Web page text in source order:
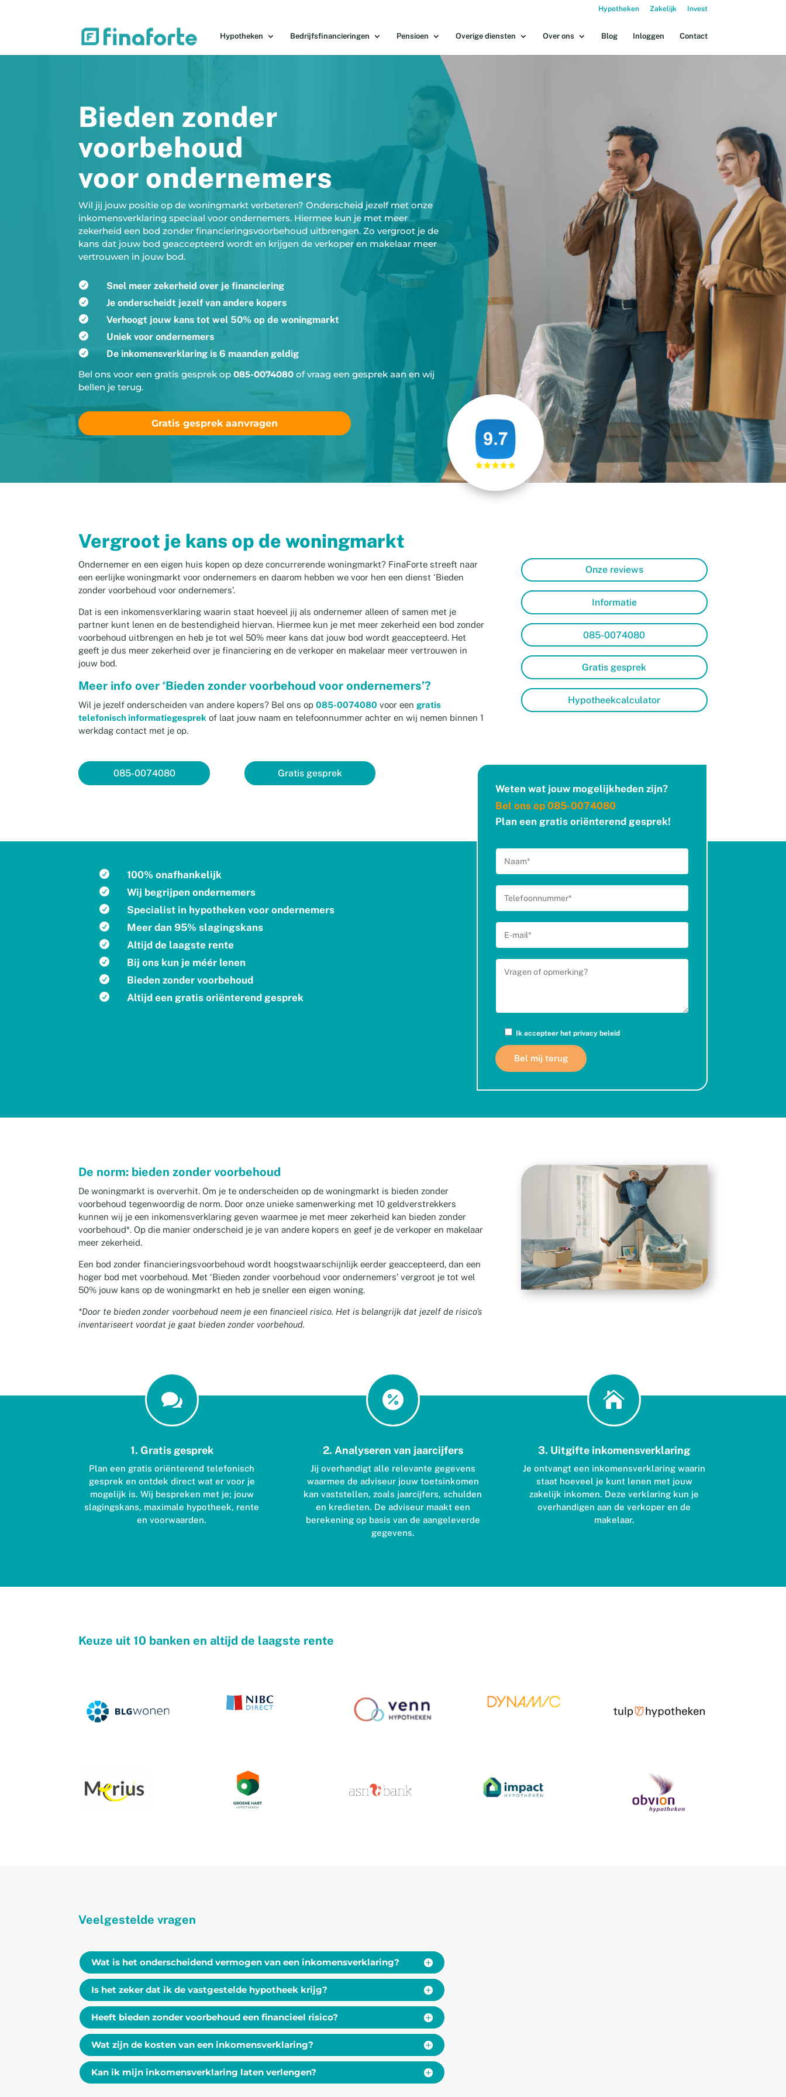
Hypotheken Zakelijk Invest
Hypotheken Bedrijfsfinancieringen Pensioen Overige diensten Over ons Blog Inloggen Contact
Bieden zonder
voorbehoud
voor ondernemers
Wil jij jouw positie op de woningmarkt verbeteren? Onderscheid jezelf met onze
inkomensverklaring speciaal voor ondernemers. Hiermee kun je met meer
zekerheid een bod zonder financieringsvoorbehoud uitbrengen. Zo vergroot je de
kans dat jouw bod geaccepteerd wordt en krijgen de verkoper en makelaar meer
vertrouwen in jouw bod.
 Snel meer zekerheid over je financiering
 Je onderscheidt jezelf van andere kopers
 Verhoogt jouw kans tot wel 50% op de woningmarkt
 Uniek voor ondernemers

De inkomensverklaring is 6 maanden geldig
Bel ons voor een gratis gesprek op085-0074080 of vraag een gesprek aan en wij
bellen je terug.
Gratis gesprek aanvragen
Vergroot je kans op de woningmarkt
Ondernemer en een eigen huis kopen op deze concurrerende woningmarkt? FinaForte streeft naar
een eerlijke woningmarkt voor ondernemers en daarom hebben we voor hen een dienst ‘Bieden
zonder voorbehoud voor ondernemers’.
Dat is een inkomensverklaring waarin staat hoeveel jij als ondernemer alleen of samen met je
partner kunt lenen en de bestendigheid hiervan. Hiermee kun je met meer zekerheid een bod zonder
voorbehoud uitbrengen en heb je tot wel 50% meer kans dat jouw bod wordt geaccepteerd. Het
geeft je dus meer zekerheid over je financiering en de verkoper en makelaar meer vertrouwen in
jouw bod.
Meer info over ‘Bieden zonder voorbehoud voor ondernemers’?
Wil je jezelf onderscheiden van andere kopers? Bel ons op085-0074080 voor een gratis
telefonisch informatiegesprek of laat jouw naam en telefoonnummer achter en wij nemen binnen 1
werkdag contact met je op.
Onze reviews
Informatie
085-0074080
Gratis gesprek
Hypotheekcalculator
085-0074080 Gratis gesprek
 100% onafhankelijk
 Wij begrijpen ondernemers
 Specialist in hypotheken voor ondernemers
 Meer dan 95% slagingskans
 Altijd de laagste rente
 Bij ons kun je méér lenen
 Bieden zonder voorbehoud
 Altijd een gratis oriënterend gesprek
Weten wat jouw mogelijkheden zijn?
Bel ons op 085-0074080
Plan een gratis oriënterend gesprek!
Ik accepteer het privacy beleid
De norm: bieden zonder voorbehoud
De woningmarkt is oververhit. Om je te onderscheiden op de woningmarkt is bieden zonder
voorbehoud tegenwoordig de norm. Door onze unieke samenwerking met 10 geldverstrekkers
kunnen wij je een inkomensverklaring geven waarmee je met meer zekerheid kan bieden zonder
voorbehoud*. Op die manier onderscheid je je van andere kopers en geef je de verkoper en makelaar
meer zekerheid.
Een bod zonder financieringsvoorbehoud wordt hoogstwaarschijnlijk eerder geaccepteerd, dan een
hoger bod met voorbehoud. Met ‘Bieden zonder voorbehoud voor ondernemers’ vergroot je tot wel
50% jouw kans op de woningmarkt en heb je sneller een eigen woning.
*Door te bieden zonder voorbehoud neem je een financieel risico. Het is belangrijk dat jezelf de risico’s
inventariseert voordat je gaat bieden zonder voorbehoud.

1. Gratis gesprek
Plan een gratis oriënterend telefonisch
gesprek en ontdek direct wat er voor je
mogelijk is. Wij bespreken met je; jouw
slagingskans, maximale hypotheek, rente
en voorwaarden.

2. Analyseren van jaarcijfers
Jij overhandigt alle relevante gegevens
waarmee de adviseur jouw toetsinkomen
kan vaststellen, zoals jaarcijfers, schulden
en kredieten. De adviseur maakt een
berekening op basis van de aangeleverde
gegevens.

3. Uitgifte inkomensverklaring
Je ontvangt een inkomensverklaring waarin
staat hoeveel je kunt lenen met jouw
zakelijk inkomen. Deze verklaring kun je
overhandigen aan de verkoper en de
makelaar.
Keuze uit 10 banken en altijd de laagste rente
Veelgestelde vragen
Wat is het onderscheidend vermogen van een inkomensverklaring?
Is het zeker dat ik de vastgestelde hypotheek krijg?
Heeft bieden zonder voorbehoud een financieel risico?
Wat zijn de kosten van een inkomensverklaring?
Kan ik mijn inkomensverklaring laten verlengen?